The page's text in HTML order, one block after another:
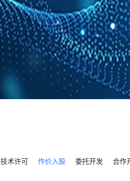
技术许可 作价入股 委托开发 合作